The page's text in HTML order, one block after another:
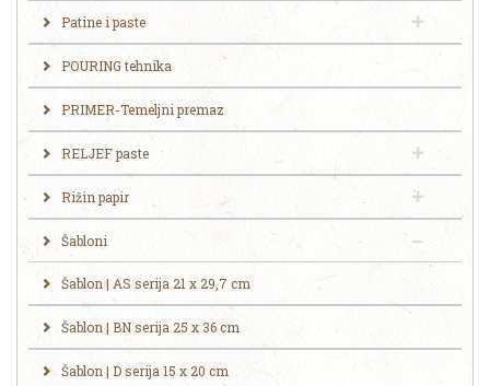
Patine i paste
POURING tehnika
PRIMER-Temeljni premaz
RELJEF paste
Rižin papir
Šabloni
Šablon | AS serija 21 x 29,7 cm
Šablon | BN serija 25 x 36 cm
Šablon | D serija 15 x 20 cm